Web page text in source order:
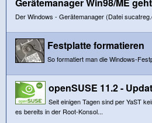
Der Windows - Gerätemanager (Datei
Festplatte formatieren
So formatiert man die Windows-
openSUSE 11.2 -
Seit einigen Tagen sind per YaST
es bereits in der Root-Konsol...